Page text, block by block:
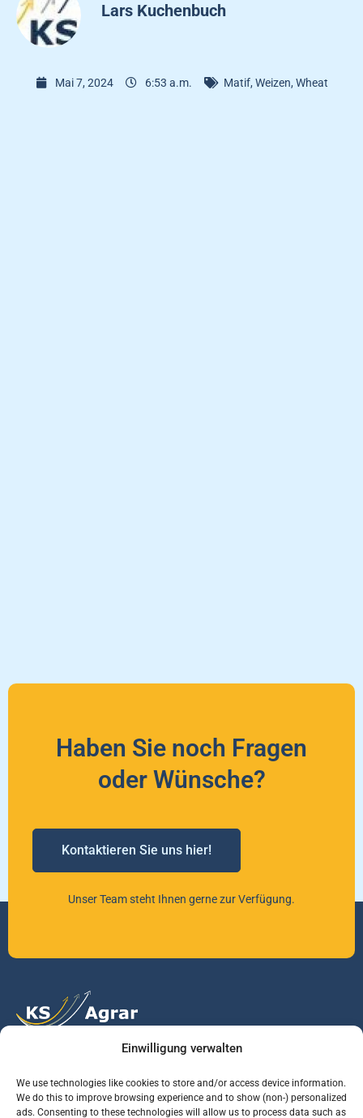
Einwilligung verwalten
We use technologies like cookies to store and/or access device information.
We do this to improve browsing experience and to show (non-) personalized
ads. Consenting to these technologies will allow us to process data such as
Lars Kuchenbuch
Mai 7, 2024 6:53 a.m. Matif, Weizen, Wheat
Haben Sie noch Fragen
oder Wünsche?
Kontaktieren Sie uns hier!
Unser Team steht Ihnen gerne zur Verfügung.
Vertrauen Sie auf unsere Expertise im Agrarmarkt.